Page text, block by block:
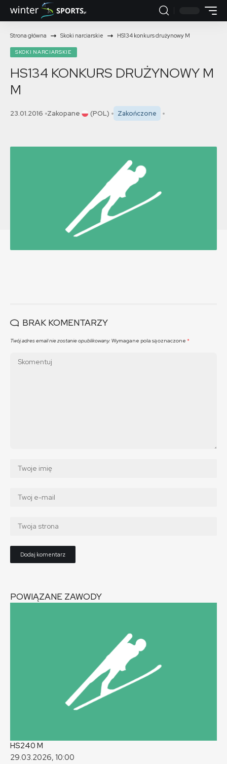
Strona główna Skoki narciarskie HS134 konkurs drużynowy M
SKOKI NARCIARSKIE
HS134 KONKURS DRUŻYNOWY M
M
23.01.2016 Zakopane (POL) Zakończone
BRAK KOMENTARZY
Twój adres email nie zostanie opublikowany. Wymagane pola są oznaczone *
POWIĄZANE ZAWODY
HS240 M
29.03.2026, 10:00